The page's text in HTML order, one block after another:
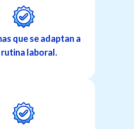
que se adaptan a
laboral.